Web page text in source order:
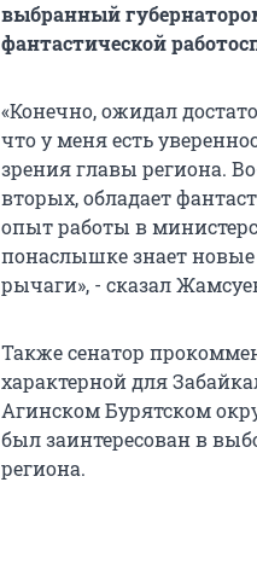
выбранный
фантастической
«Конечно, ожидал
что у меня есть
зрения главы региона.
вторых, обладает
опыт работы в
понаслышке знает
рычаги», - сказал
Также сенатор
характерной для
Агинском Бурятском
был заинтересован в
региона.